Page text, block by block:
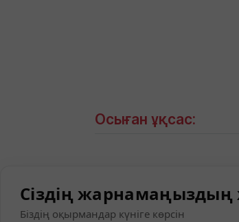
Осыған ұқсас:
Сіздің
Біздің оқырмандар күніге көрсін